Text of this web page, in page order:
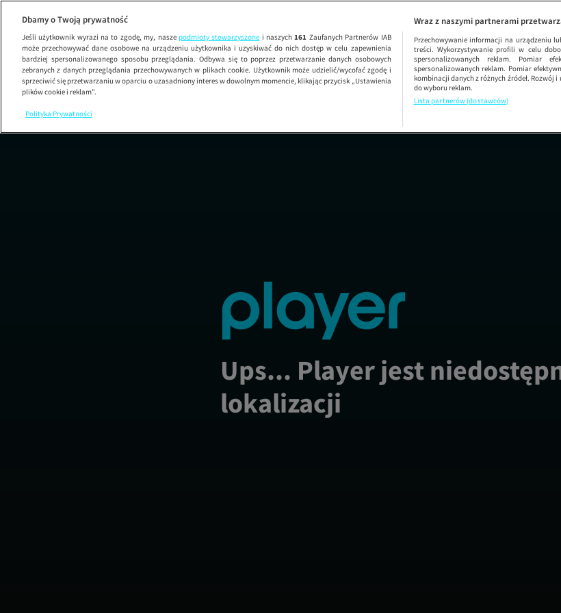
Kuba SEZON 36
Ups... Player jest
lokalizacji
Dbamy o Twoją prywatność
Jeśli użytkownik wyrazi na to zgodę, my, nasze podmioty stowarzyszone i naszych161 Zaufanych Partnerów IAB
może przechowywać dane osobowe na urządzeniu użytkownika i uzyskiwać do nich dostęp w celu zapewnienia
bardziej spersonalizowanego sposobu przeglądania. Odbywa się to poprzez przetwarzanie danych osobowych
zebranych z danych przeglądania przechowywanych w plikach cookie. Użytkownik może udzielić/wycofać zgodę i
sprzeciwić się przetwarzaniu w oparciu o uzasadniony interes w dowolnym momencie, klikając przycisk „Ustawienia
plików cookie i reklam”.
Polityka Prywatności
Wraz z naszymi partnerami
Przechowywanie informacji na urządzeniu
treści. Wykorzystywanie profili w celu
spersonalizowanych reklam. Pomiar
spersonalizowanych reklam. Pomiar
kombinacji danych z różnych źródeł. Rozwój
do wyboru reklam.
Lista partnerów (dostawców)